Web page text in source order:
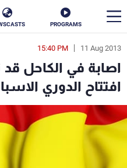
PROGRAMS
11 Aug 2013
15:40 PM
اصابة في الكاحل
افتتاح الدوري
en
الأخبار
سياسة
إقتصاد